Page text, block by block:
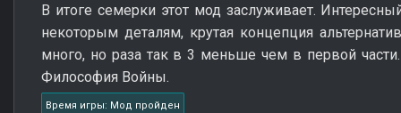
В итоге семерки этот мод заслуживает.
некоторым деталям, крутая концепция
много, но раза так в 3 меньше чем в первой
Философия Войны.
Время игры: Мод пройден